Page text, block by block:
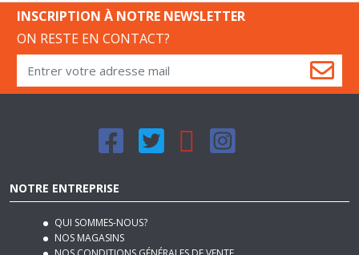
INSCRIPTION À NOTRE NEWSLETTER
ON RESTE EN CONTACT?
NOTRE ENTREPRISE
QUI SOMMES-NOUS?
NOS MAGASINS
NOS CONDITIONS GÉNÉRALES DE VENTE